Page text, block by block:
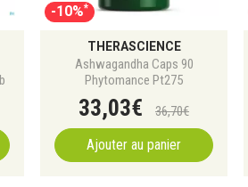
-10%*
THERASCIENCE
Ashwagandha Caps 90
Phytomance Pt275
33,03€ 36,70€
Ajouter au panier